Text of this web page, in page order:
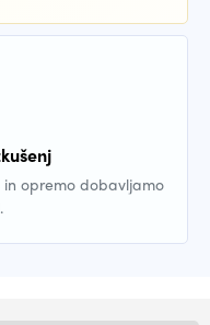
opremo dobavljamo